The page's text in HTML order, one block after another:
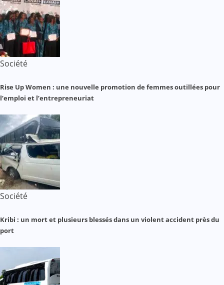
Société
Rise Up Women : une nouvelle promotion de femmes outillées pour
l’emploi et l’entrepreneuriat
Société
Kribi : un mort et plusieurs blessés dans un violent accident près du
port